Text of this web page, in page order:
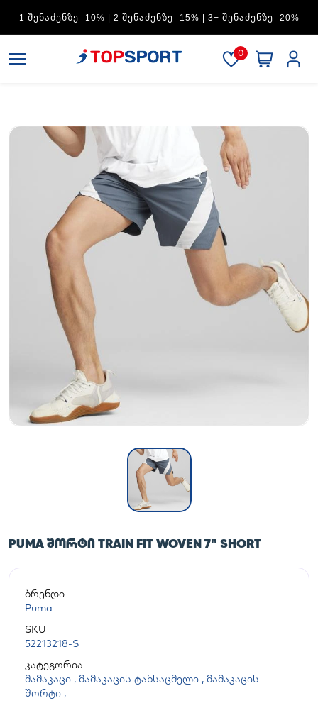
ᲨᲔᲜᲐᲫᲔᲜᲖᲔ -30%
0
PUMA ᲨᲝᲠᲢᲘ TRAIN FIT WOVEN 7" SHORT
ბრენდი
Puma
SKU
52213218-S
კატეგორია
მამაკაცი , მამაკაცის ტანსაცმელი , მამაკაცის
შორტი ,